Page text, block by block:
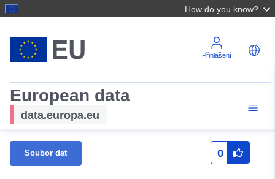
How do you know?
Přihlášení
European data
data.europa.eu
Soubor dat 0